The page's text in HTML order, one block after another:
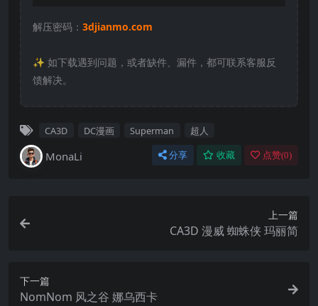
解压密码： 3djianmo.com
✨️ 如下载遇到问题，或者缺件、漏件，都可联系客服反
馈解决。
CA3D DC漫画 Superman 超人
MonaLi 分享 收藏 点赞(0)
上一篇
CA3D 漫威 蜘蛛侠 玛丽简
下一篇
NomNom 风之谷 娜乌西卡